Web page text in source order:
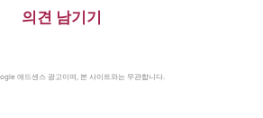
의견 남기기
애드센스 광고이며, 본 사이트와는 무관합니다.